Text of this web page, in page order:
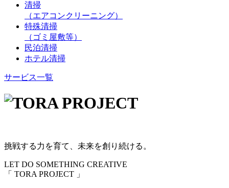
清掃
（エアコンクリーニング）
特殊清掃
（ゴミ屋敷等）
民泊清掃
ホテル清掃
サービス一覧
挑戦する力を育て、未来を創り続ける。
LET DO SOMETHING CREATIVE
「 TORA PROJECT 」